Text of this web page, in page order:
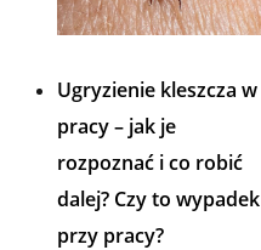
Ugryzienie kleszcza w
pracy – jak je
rozpoznać i co robić
dalej? Czy to wypadek
przy pracy?